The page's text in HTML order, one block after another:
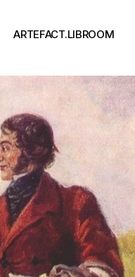
ARTEFACT.LIBROOM
Письменники
Події